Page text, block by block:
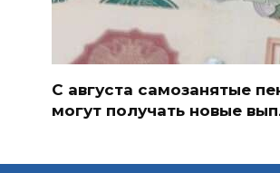
С августа самозанятые
могут получать новые